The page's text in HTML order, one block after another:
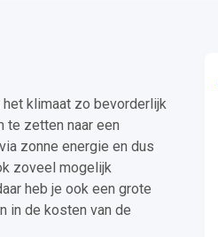
klimaat zo bevorderlijk
te zetten naar een
zonne energie en dus
zoveel mogelijk
heb je ook een grote
in de kosten van de